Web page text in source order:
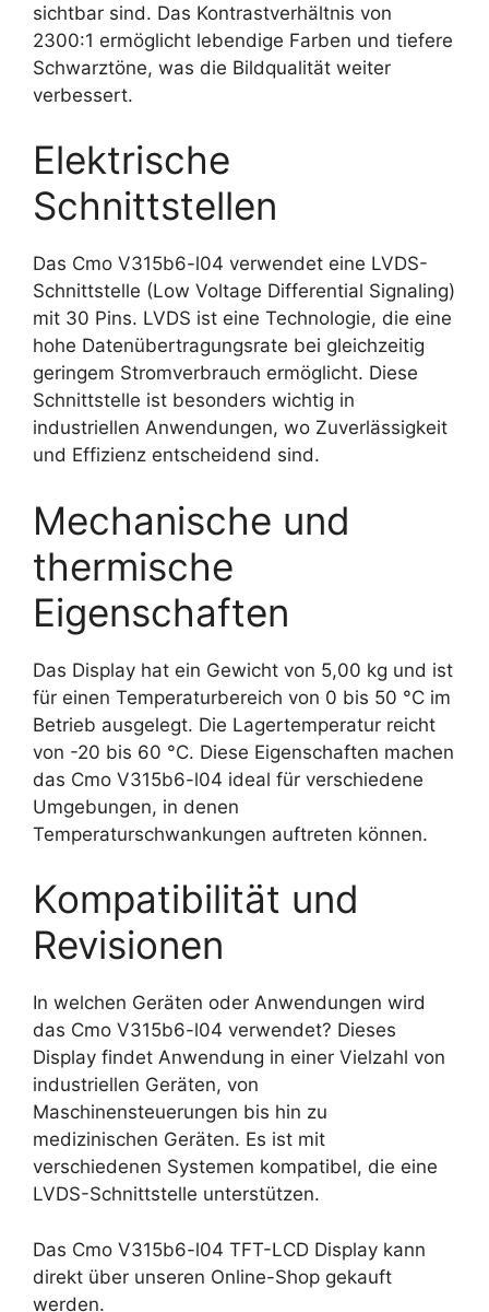
sichtbar sind. Das Kontrastverhältnis von
2300:1 ermöglicht lebendige Farben und tiefere
Schwarztöne, was die Bildqualität weiter
verbessert.
Elektrische
Schnittstellen
Das Cmo V315b6-l04 verwendet eine LVDS-
Schnittstelle (Low Voltage Differential Signaling)
mit 30 Pins. LVDS ist eine Technologie, die eine
hohe Datenübertragungsrate bei gleichzeitig
geringem Stromverbrauch ermöglicht. Diese
Schnittstelle ist besonders wichtig in
industriellen Anwendungen, wo Zuverlässigkeit
und Effizienz entscheidend sind.
Mechanische und
thermische
Eigenschaften
Das Display hat ein Gewicht von 5,00 kg und ist
für einen Temperaturbereich von 0 bis 50 °C im
Betrieb ausgelegt. Die Lagertemperatur reicht
von -20 bis 60 °C. Diese Eigenschaften machen
das Cmo V315b6-l04 ideal für verschiedene
Umgebungen, in denen
Temperaturschwankungen auftreten können.
Kompatibilität und
Revisionen
In welchen Geräten oder Anwendungen wird
das Cmo V315b6-l04 verwendet? Dieses
Display findet Anwendung in einer Vielzahl von
industriellen Geräten, von
Maschinensteuerungen bis hin zu
medizinischen Geräten. Es ist mit
verschiedenen Systemen kompatibel, die eine
LVDS-Schnittstelle unterstützen.
Das Cmo V315b6-l04 TFT-LCD Display kann
direkt über unseren Online-Shop gekauft
werden.